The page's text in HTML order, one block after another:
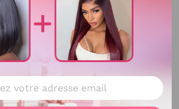
Pre-Plucked Légèrement
san lace
Lace transparent